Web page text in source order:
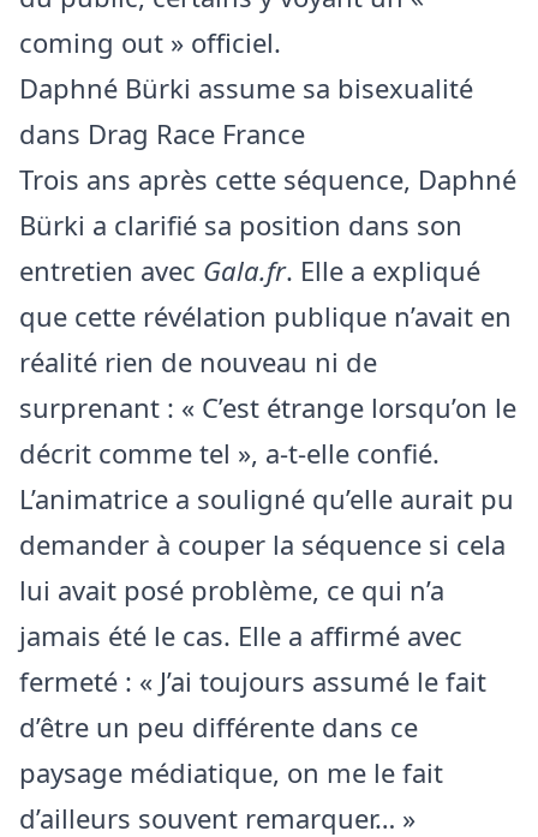
coming out » officiel.
Daphné Bürki assume sa bisexualité
dans Drag Race France
Trois ans après cette séquence, Daphné
Bürki a clarifié sa position dans son
entretien avec Gala.fr. Elle a expliqué
que cette révélation publique n’avait en
réalité rien de nouveau ni de
surprenant : « C’est étrange lorsqu’on le
décrit comme tel », a-t-elle confié.
L’animatrice a souligné qu’elle aurait pu
demander à couper la séquence si cela
lui avait posé problème, ce qui n’a
jamais été le cas. Elle a affirmé avec
fermeté : « J’ai toujours assumé le fait
d’être un peu différente dans ce
paysage médiatique, on me le fait
d’ailleurs souvent remarquer… »